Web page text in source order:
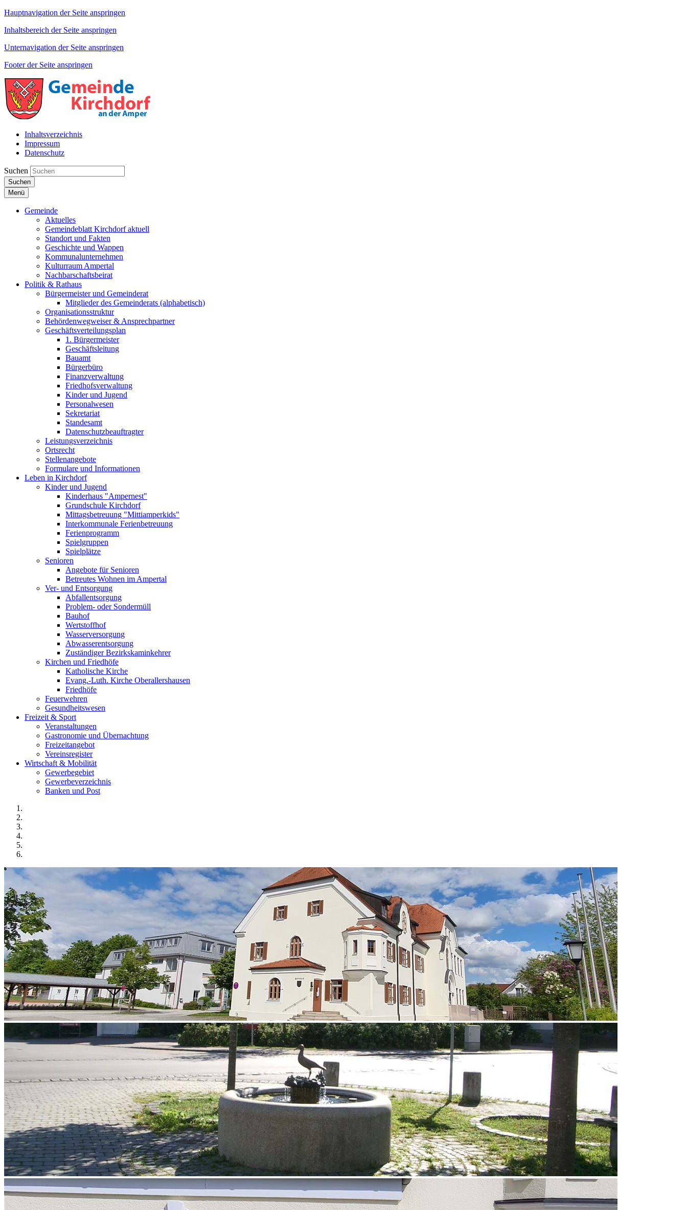
Hauptnavigation der Seite anspringen
Inhaltsbereich der Seite anspringen
Unternavigation der Seite anspringen
Footer der Seite anspringen
Inhaltsverzeichnis
Impressum
Datenschutz
Suchen
Suchen
Menü
Gemeinde
Aktuelles
Gemeindeblatt Kirchdorf aktuell
Standort und Fakten
Geschichte und Wappen
Kommunalunternehmen
Kulturraum Ampertal
Nachbarschaftsbeirat
Politik & Rathaus
Bürgermeister und Gemeinderat
Mitglieder des Gemeinderats (alphabetisch)
Organisationsstruktur
Behördenwegweiser & Ansprechpartner
Geschäftsverteilungsplan
1. Bürgermeister
Geschäftsleitung
Bauamt
Bürgerbüro
Finanzverwaltung
Friedhofsverwaltung
Kinder und Jugend
Personalwesen
Sekretariat
Standesamt
Datenschutzbeauftragter
Leistungsverzeichnis
Ortsrecht
Stellenangebote
Formulare und Informationen
Leben in Kirchdorf
Kinder und Jugend
Kinderhaus "Ampernest"
Grundschule Kirchdorf
Mittagsbetreuung "Mittiamperkids"
Interkommunale Ferienbetreuung
Ferienprogramm
Spielgruppen
Spielplätze
Senioren
Angebote für Senioren
Betreutes Wohnen im Ampertal
Ver- und Entsorgung
Abfallentsorgung
Problem- oder Sondermüll
Bauhof
Wertstoffhof
Wasserversorgung
Abwasserentsorgung
Zuständiger Bezirkskaminkehrer
Kirchen und Friedhöfe
Katholische Kirche
Evang.-Luth. Kirche Oberallershausen
Friedhöfe
Feuerwehren
Gesundheitswesen
Freizeit & Sport
Veranstaltungen
Gastronomie und Übernachtung
Freizeitangebot
Vereinsregister
Wirtschaft & Mobilität
Gewerbegebiet
Gewerbeverzeichnis
Banken und Post